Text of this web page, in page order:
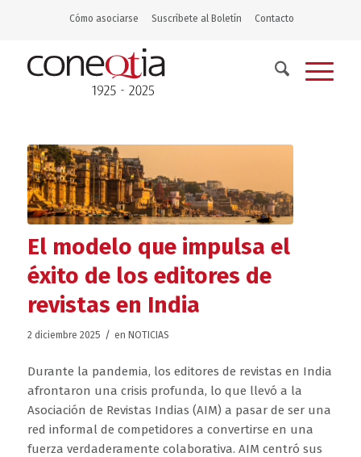
Cómo asociarse Suscríbete al Boletín Contacto
El modelo que impulsa el
éxito de los editores de
revistas en India
2 diciembre 2025 / en NOTICIAS
Durante la pandemia, los editores de revistas en India
afrontaron una crisis profunda, lo que llevó a la
Asociación de Revistas Indias (AIM) a pasar de ser una
red informal de competidores a convertirse en una
fuerza verdaderamente colaborativa. AIM centró sus